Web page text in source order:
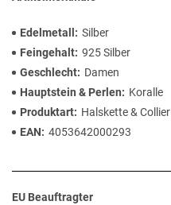
Edelmetall
Silber
Feingehalt 925 Silber
Geschlecht
Damen
Hauptstein & Perlen
Koralle
Produktart
Halskette & Collier
EAN
4053642000293
EU Beauftragter